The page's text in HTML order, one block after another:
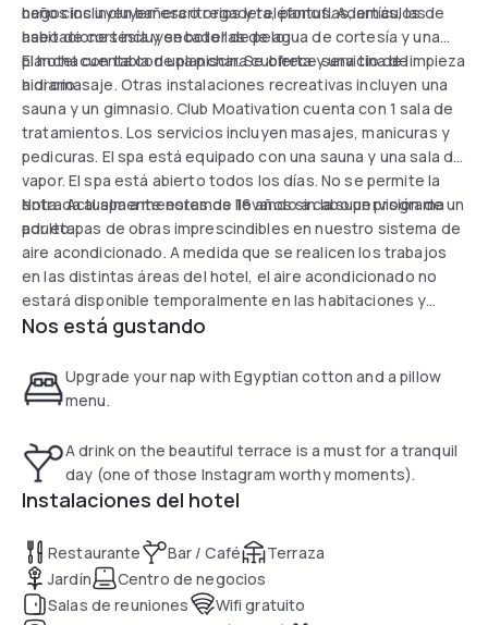
baños incluyen bañera o regadera, pantuflas, artículos de
aseo de cortesía y secador de pelo.
negocios incluyen escritorios y teléfonos. Además, las
habitaciones incluyen botellas de agua de cortesía y una
plancha con tabla de planchar. Se ofrece servicio de limpieza
a diario.
El hotel cuenta con una piscina cubierta y una tina de
hidromasaje. Otras instalaciones recreativas incluyen una
sauna y un gimnasio. Club Moativation cuenta con 1 sala de
tratamientos. Los servicios incluyen masajes, manicuras y
pedicuras. El spa está equipado con una sauna y una sala de
vapor. El spa está abierto todos los días. No se permite la
entrada al spa a menores de 16 años sin la supervisión de un
adulto.
Nota: Actualmente estamos llevando a cabo un programa
por etapas de obras imprescindibles en nuestro sistema de
aire acondicionado. A medida que se realicen los trabajos
en las distintas áreas del hotel, el aire acondicionado no
estará disponible temporalmente en las habitaciones y
áreas públicas afectadas. Le pedimos disculpas por
Nos está gustando
Upgrade your nap with Egyptian cotton and a pillow
menu.
A drink on the beautiful terrace is a must for a tranquil
day (one of those Instagram worthy moments).
Instalaciones del hotel
Restaurante Bar / Café
Terraza
Jardín
Centro de negocios
Salas de reuniones
Wifi gratuito